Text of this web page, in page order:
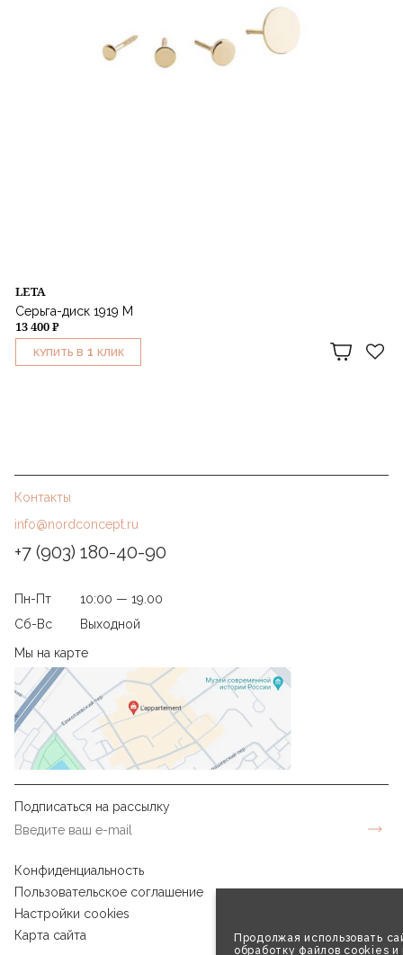
Продолжая использовать
обработку файлов cookies и
LETA
Серьга-диск 1919 M
13 400 ₽
КУПИТЬ В 1 КЛИК
Контакты
info@nordconcept.ru
+7 (903) 180-40-90
Пн-Пт
10:00 — 19.00
Сб-Вс
Выходной
Мы на карте
Подписаться на рассылку
Конфиденциальность
Пользовательское соглашение
Настройки cookies
Карта сайта